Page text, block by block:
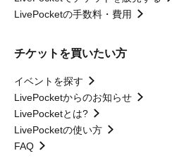
LivePocketの手数料・費用
チケットを買いたい方
イベントを探す
LivePocketからのお知らせ
LivePocketとは?
LivePocketの使い方
FAQ